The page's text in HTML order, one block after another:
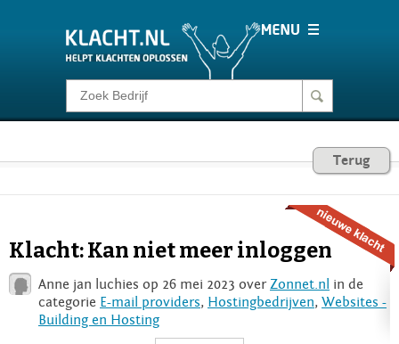
Klacht melden
Consumentenrecht
Login
Terug
Klacht: Kan niet meer inloggen
Anne jan luchies op 26 mei 2023 over Zonnet.nl in de
categorie E-mail providers, Hostingbedrijven, Websites -
Building en Hosting